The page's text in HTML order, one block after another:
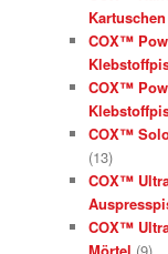
Kartuschen
COX™
COX™
COX™
(13)
COX™
COX™